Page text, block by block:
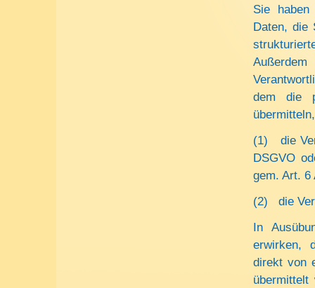
Sie haben
Daten, die
dem die
(1) die
DSGVO
gem. Art. 6
(2) die
In
erwirken,
direkt von